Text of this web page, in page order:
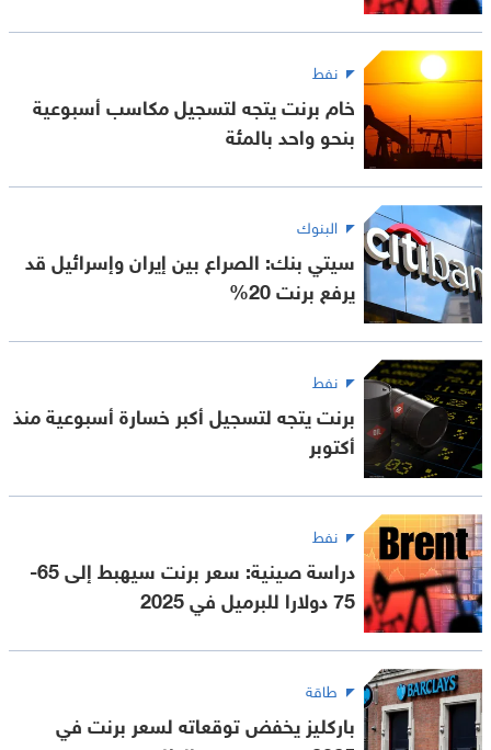
نفط
خام برنت يتجه لتسجيل مكاسب أسبوعية
بنحو واحد بالمئة
البنوك
سيتي بنك: الصراع بين إيران وإسرائيل قد
يرفع برنت 20%
نفط
برنت يتجه لتسجيل أكبر خسارة أسبوعية منذ
أكتوبر
نفط
دراسة صينية: سعر برنت سيهبط إلى 65-
75 دولارا للبرميل في 2025
طاقة
باركليز يخفض توقعاته لسعر برنت في